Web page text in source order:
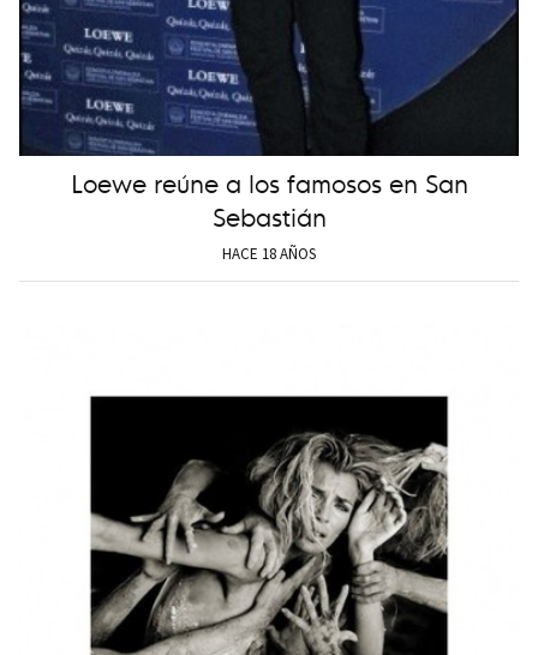
Loewe reúne a los famosos en San
Sebastián
HACE 18 AÑOS